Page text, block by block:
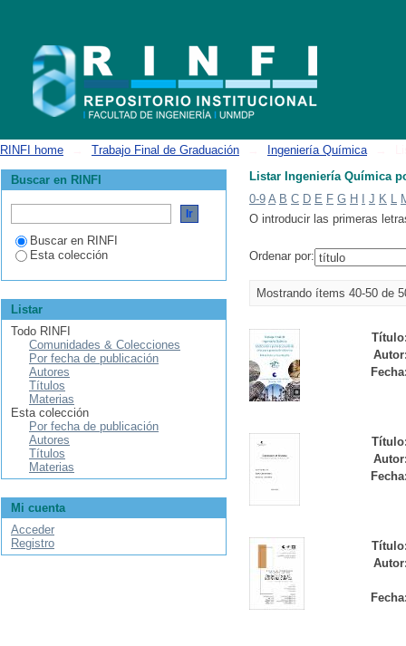
RINFI home Trabajo Final de Graduación Ingeniería Química
Listar Ingeniería Química
0-9 A B C D E F G H J K L
O introducir las primeras
Ordenar por:
Mostrando ítems 40-50 de
Buscar en RINFI
Buscar en RINFI
Esta colección
Listar
Todo RINFI
Comunidades & Colecciones
Por fecha de publicación
Autores
Títulos
Materias
Esta colección
Por fecha de publicación
Autores
Títulos
Materias
Mi cuenta
Acceder
Registro